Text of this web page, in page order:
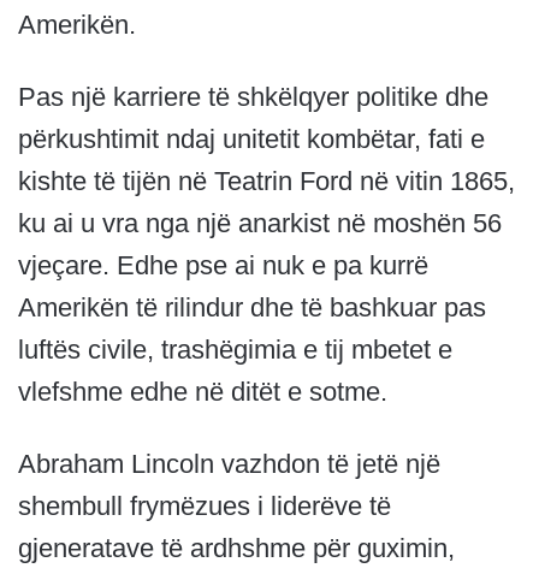
Amerikën.
Pas një karriere të shkëlqyer politike dhe
përkushtimit ndaj unitetit kombëtar, fati e
kishte të tijën në Teatrin Ford në vitin 1865,
ku ai u vra nga një anarkist në moshën 56
vjeçare. Edhe pse ai nuk e pa kurrë
Amerikën të rilindur dhe të bashkuar pas
luftës civile, trashëgimia e tij mbetet e
vlefshme edhe në ditët e sotme.
Abraham Lincoln vazhdon të jetë një
shembull frymëzues i liderëve të
gjeneratave të ardhshme për guximin,